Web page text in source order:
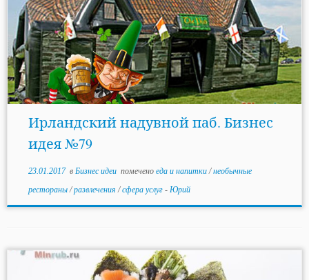
Ирландский надувной паб. Бизнес
идея №79
23.01.2017в Бизнес идеи помечено еда и напитки/необычные
рестораны/развлечения/сфера услуг - Юрий